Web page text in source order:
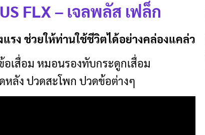
FLX – เจลพลัส เฟล็ก
รง ช่วยให้ท่านใช้ชีวิตได้อย่างคล่องแคล่ว
อเสื่อม หมอนรองทับกระดูกเสื่อม
หลัง ปวดสะโพก ปวดข้อต่างๆ